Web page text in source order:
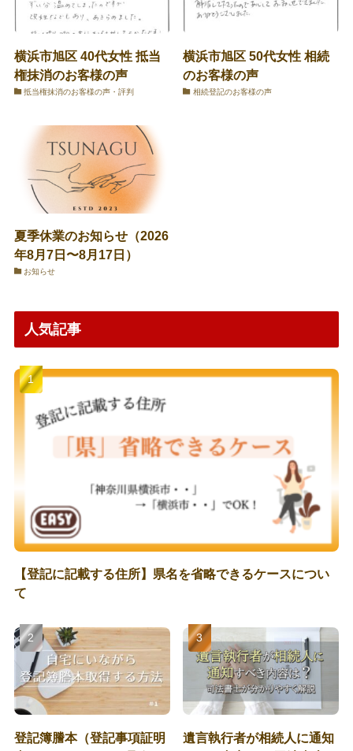
横浜市旭区 40代女性 抵当
権抹消のお客様の声
抵当権抹消のお客様の声・評判
横浜市旭区 50代女性 相続
のお客様の声
相続登記のお客様の声
夏季休業のお知らせ（2026
年8月7日〜8月17日）
お知らせ
人気記事
【登記に記載する住所】県名を省略できるケースについ
て
登記簿謄本（登記事項証明
遺言執行者が相続人に通知